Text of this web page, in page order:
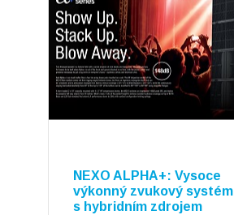
NEXO ALPHA+: Vysoce
výkonný zvukový systém
s hybridním zdrojem